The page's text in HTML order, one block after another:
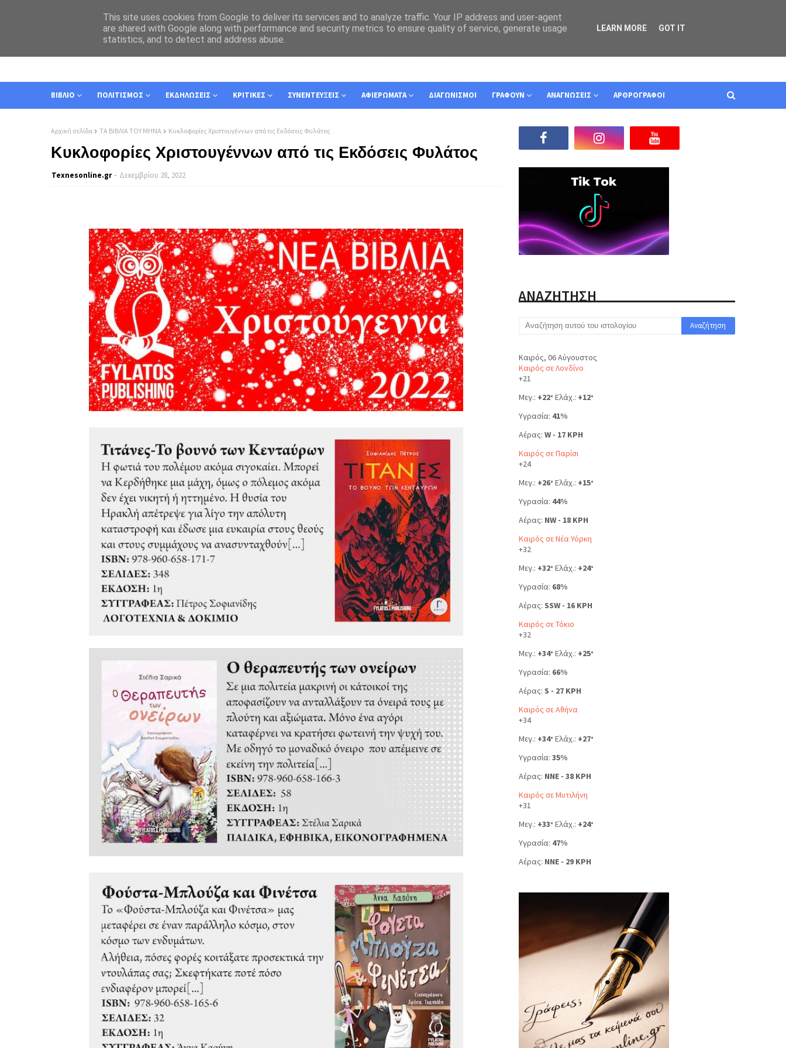
ΣΧΕΤΙΚΑ ΕΠΙΚΟΙΝΩΝΙΑ
ΒΙΒΛΙΟ ΠΟΛΙΤΙΣΜΟΣ ΕΚΔΗΛΩΣΕΙΣ ΚΡΙΤΙΚΕΣ ΣΥΝΕΝΤΕΥΞΕΙΣ ΑΦΙΕΡΩΜΑΤΑ ΔΙΑΓΩΝΙΣΜΟΙ ΓΡΑΦΟΥΝ ΑΝΑΓΝΩΣΕΙΣ ΑΡΘΡΟΓΡΑΦΟΙ
Αρχική σελίδα ΤΑ ΒΙΒΛΙΑ ΤΟΥ ΜΗΝΑ Κυκλοφορίες Χριστουγέννων από τις Εκδόσεις Φυλάτος
Κυκλοφορίες Χριστουγέννων από τις Εκδόσεις Φυλάτος
Texnesοnline.gr Δεκεμβρίου 28, 2022
ΑΝΑΖΗΤΗΣΗ
Καιρός, 06 Αύγουστος
Καιρός σε Λονδίνο
+21
Μεγ.: +22° Ελάχ.: +12°
Υγρασία: 41%
Αέρας: W - 17 KPH
Καιρός σε Παρίσι
+24
Μεγ.: +26° Ελάχ.: +15°
Υγρασία: 44%
Αέρας: NW - 18 KPH
Καιρός σε Νέα Υόρκη
+32
Μεγ.: +32° Ελάχ.: +24°
Υγρασία: 68%
Αέρας: SSW - 16 KPH
Καιρός σε Τόκιο
+32
Μεγ.: +34° Ελάχ.: +25°
Υγρασία: 66%
Αέρας: S - 27 KPH
Καιρός σε Αθήνα
+34
Μεγ.: +34° Ελάχ.: +27°
Υγρασία: 35%
Αέρας: NNE - 38 KPH
Καιρός σε Μυτιλήνη
+31
Μεγ.: +33° Ελάχ.: +24°
Υγρασία: 47%
Αέρας: NNE - 29 KPH
This site uses cookies from Google to deliver its services and to analyze traffic. Your IP address and user-agent
are shared with Google along with performance and security metrics to ensure quality of service, generate usage
statistics, and to detect and address abuse.
LEARN MORE GOT IT